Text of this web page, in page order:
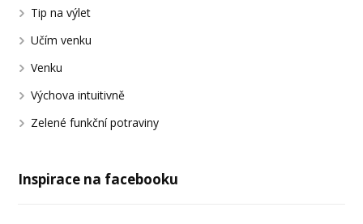
Tip na výlet
Učím venku
Venku
Výchova intuitivně
Zelené funkční potraviny
Inspirace na facebooku